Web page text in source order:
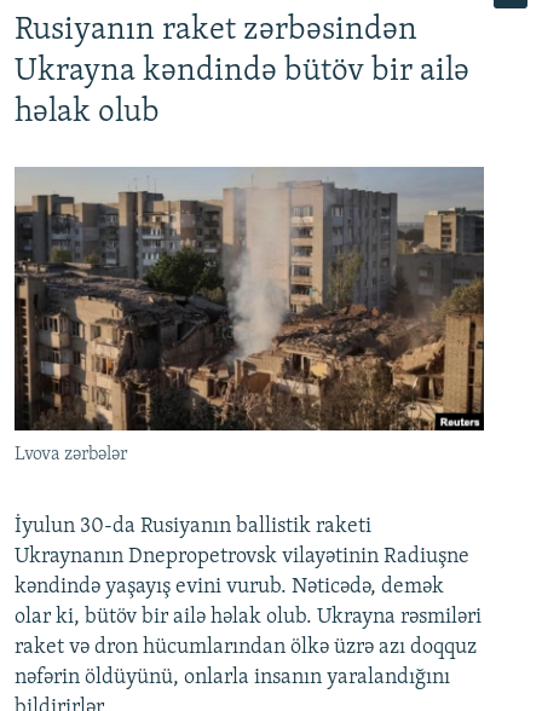
Rusiyanın raket zərbəsindən
Ukrayna kəndində bütöv bir ailə
həlak olub
Lvova zərbələr
İyulun 30-da Rusiyanın ballistik raketi
Ukraynanın Dnepropetrovsk vilayətinin Radiuşne
kəndində yaşayış evini vurub. Nəticədə, demək
olar ki, bütöv bir ailə həlak olub. Ukrayna rəsmiləri
raket və dron hücumlarından ölkə üzrə azı doqquz
nəfərin öldüyünü, onlarla insanın yaralandığını